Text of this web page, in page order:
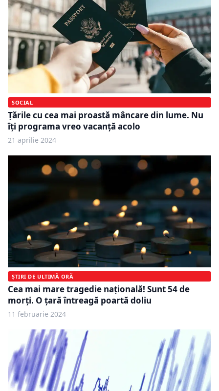
SOCIAL
Țările cu cea mai proastă mâncare din lume. Nu
îți programa vreo vacanță acolo
21 aprilie 2024
ȘTIRI DE ULTIMĂ ORĂ
Cea mai mare tragedie națională! Sunt 54 de
morți. O țară întreagă poartă doliu
11 februarie 2024